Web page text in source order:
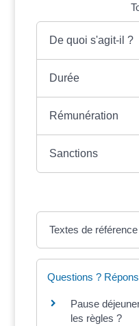
De quoi s'agit-il ?
Durée
Rémunération
Sanctions
Textes de référence
Questions ?
Pause
les règles ?